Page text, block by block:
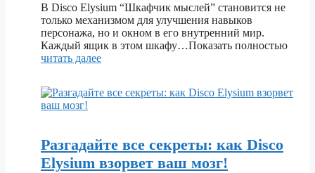
В Disco Elysium “Шкафчик мыслей” становится не
только механизмом для улучшения навыков
персонажа, но и окном в его внутренний мир.
Каждый ящик в этом шкафу…Показать полностью
читать далее
Разгадайте все секреты: как Disco
Elysium взорвет ваш мозг!